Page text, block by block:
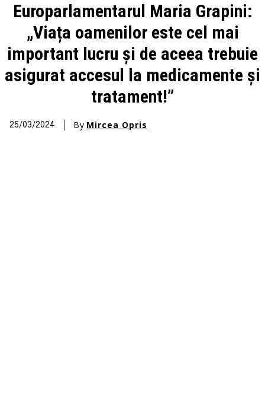
Europarlamentarul Maria Grapini:
„Viața oamenilor este cel mai
important lucru și de aceea trebuie
asigurat accesul la medicamente și
tratament!”
25/03/2024 By Mircea Opris